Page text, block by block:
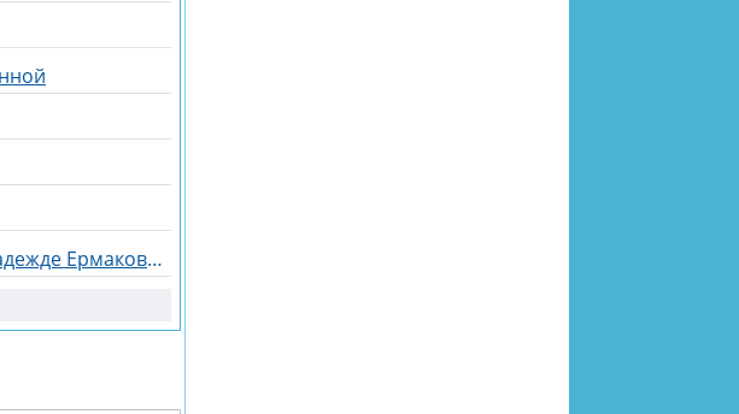
У Артема Герасимова проявляются его худшие стороны, благодаря Надежде Ермаковой